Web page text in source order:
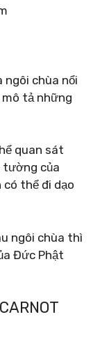
ngôi chùa nổi
tả những
quan sát
tường của
có thể đi dạo
ngôi chùa thì
Đức Phật